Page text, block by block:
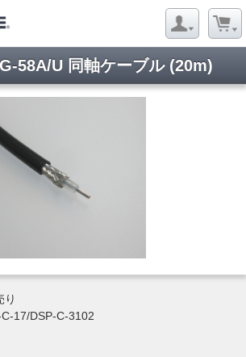
58A/U 同軸ケーブル (20m)
り
17/DSP-C-3102